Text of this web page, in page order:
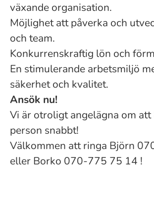
växande organisation.
Möjlighet att påverka och
och team.
Konkurrenskraftig lön och
En stimulerande arbetsmiljö
säkerhet och kvalitet.
Ansök nu!
Vi är otroligt angelägna om
person snabbt!
Välkommen att ringa Björn
eller Borko 070-775 75 14 !